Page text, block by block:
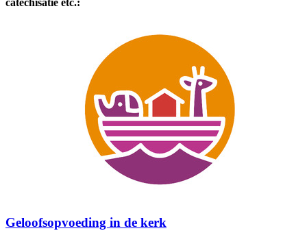
catechisatie etc.:
Geloofsopvoeding in de kerk